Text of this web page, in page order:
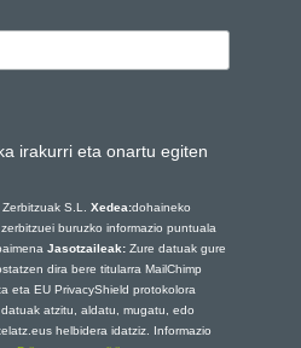
irakurri eta onartu egiten
S.L. Xedea:dohaineko
buruzko informazio puntuala
Jasotzaileak: Zure datuak gure
dira bere titularra MailChimp
eta EU PrivacyShield protokolora
atzitu, aldatu, mugatu, edo
helbidera idatziz. Informazio